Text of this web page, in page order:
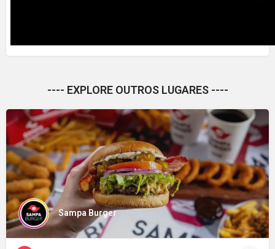
---- EXPLORE OUTROS LUGARES ----
Sampa Burger